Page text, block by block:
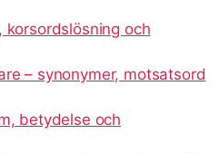
korsordslösning och
– synonymer, motsatsord
betydelse och